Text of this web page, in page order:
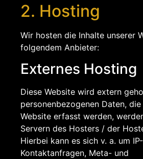
2. Hosting
Wir hosten die Inhalte unserer
folgendem Anbieter:
Externes Hosting
Diese Website wird extern
personenbezogenen Daten,
Website erfasst werden,
Servern des Hosters / der
Hierbei kann es sich v. a. um
Kontaktanfragen, Meta- und